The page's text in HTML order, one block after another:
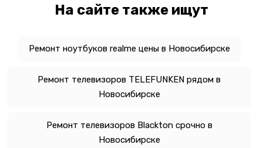
На сайте также ищут
Ремонт ноутбуков realme цены в Новосибирске
Ремонт телевизоров TELEFUNKEN рядом в
Новосибирске
Ремонт телевизоров Blackton срочно в
Новосибирске